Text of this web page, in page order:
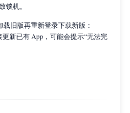
锁机。
旧版再重新登录下载新版：
新已有 App，可能会提示“无法完